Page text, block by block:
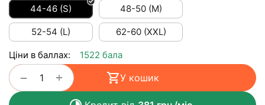
44-46 (S)
48-50 (M)
52-54 (L) 62-60 (XXL)
Ціни в баллах: 1522 бала
+
− У кошик